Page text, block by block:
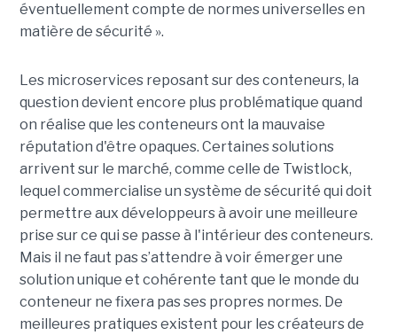
éventuellement compte de normes universelles en
matière de sécurité ».
Les microservices reposant sur des conteneurs, la
question devient encore plus problématique quand
on réalise que les conteneurs ont la mauvaise
réputation d'être opaques. Certaines solutions
arrivent sur le marché, comme celle de Twistlock,
lequel commercialise un système de sécurité qui doit
permettre aux développeurs à avoir une meilleure
prise sur ce qui se passe à l'intérieur des conteneurs.
Mais il ne faut pas s’attendre à voir émerger une
solution unique et cohérente tant que le monde du
conteneur ne fixera pas ses propres normes. De
meilleures pratiques existent pour les créateurs de